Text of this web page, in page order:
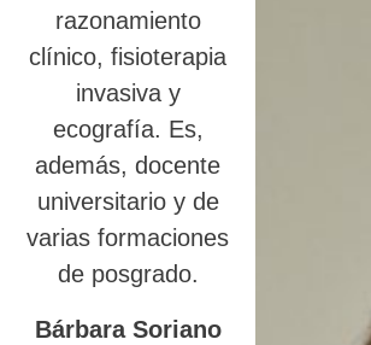
razonamiento
clínico, fisioterapia
invasiva y
ecografía. Es,
además, docente
universitario y de
varias formaciones
de posgrado.
Bárbara Soriano